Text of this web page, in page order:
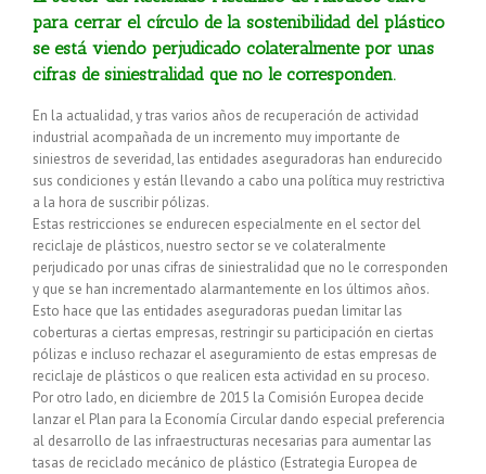
para cerrar el círculo de la sostenibilidad del plástico
se está viendo perjudicado colateralmente por unas
cifras de siniestralidad que no le corresponden.
En la actualidad, y tras varios años de recuperación de actividad
industrial acompañada de un incremento muy importante de
siniestros de severidad, las entidades aseguradoras han endurecido
sus condiciones y están llevando a cabo una política muy restrictiva
a la hora de suscribir pólizas.
Estas restricciones se endurecen especialmente en el sector del
reciclaje de plásticos, nuestro sector se ve colateralmente
perjudicado por unas cifras de siniestralidad que no le corresponden
y que se han incrementado alarmantemente en los últimos años.
Esto hace que las entidades aseguradoras puedan limitar las
coberturas a ciertas empresas, restringir su participación en ciertas
pólizas e incluso rechazar el aseguramiento de estas empresas de
reciclaje de plásticos o que realicen esta actividad en su proceso.
Por otro lado, en diciembre de 2015 la Comisión Europea decide
lanzar el Plan para la Economía Circular dando especial preferencia
al desarrollo de las infraestructuras necesarias para aumentar las
tasas de reciclado mecánico de plástico (Estrategia Europea de